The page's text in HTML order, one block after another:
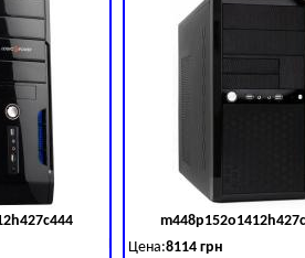
Код товара:379028
Цена:8114 грн